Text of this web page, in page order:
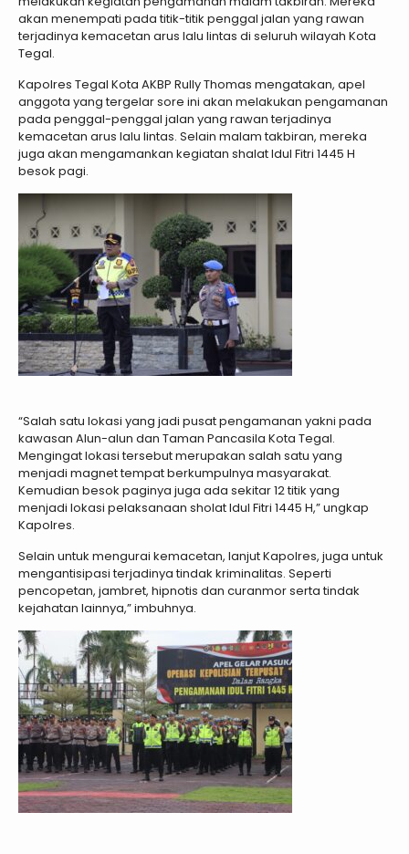
akan menempati pada titik-titik penggal jalan yang rawan
terjadinya kemacetan arus lalu lintas di seluruh wilayah Kota
Tegal.
Kapolres Tegal Kota AKBP Rully Thomas mengatakan, apel
anggota yang tergelar sore ini akan melakukan pengamanan
pada penggal-penggal jalan yang rawan terjadinya
kemacetan arus lalu lintas. Selain malam takbiran, mereka
juga akan mengamankan kegiatan shalat Idul Fitri 1445 H
besok pagi.
“Salah satu lokasi yang jadi pusat pengamanan yakni pada
kawasan Alun-alun dan Taman Pancasila Kota Tegal.
Mengingat lokasi tersebut merupakan salah satu yang
menjadi magnet tempat berkumpulnya masyarakat.
Kemudian besok paginya juga ada sekitar 12 titik yang
menjadi lokasi pelaksanaan sholat Idul Fitri 1445 H,” ungkap
Kapolres.
Selain untuk mengurai kemacetan, lanjut Kapolres, juga untuk
mengantisipasi terjadinya tindak kriminalitas. Seperti
pencopetan, jambret, hipnotis dan curanmor serta tindak
kejahatan lainnya,” imbuhnya.